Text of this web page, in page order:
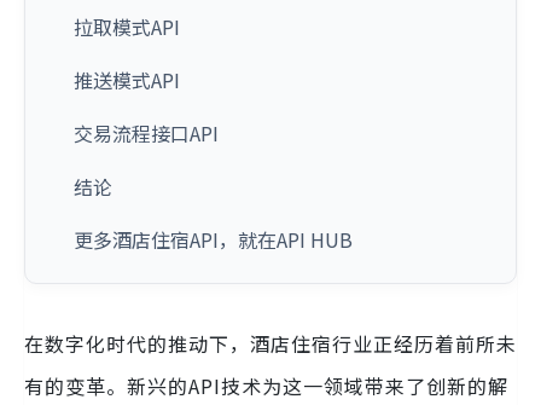
拉取模式API
推送模式API
交易流程接口API
结论
更多酒店住宿API，就在API HUB
在数字化时代的推动下，酒店住宿行业正经历着前所未
有的变革。新兴的API技术为这一领域带来了创新的解